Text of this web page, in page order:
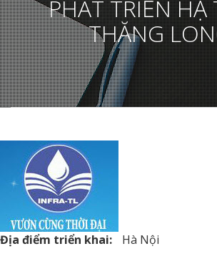
PHÁT TRIỂN HẠ
THĂNG
Địa điểm triển khai: Hà Nội